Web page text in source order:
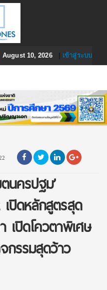
August 10, 2026| เข้าสู่ระบบ
นครปฐม’
ปิดหลักสูตรสุด
เปิดโควตาพิเศษ
กรรมสุดว้าว